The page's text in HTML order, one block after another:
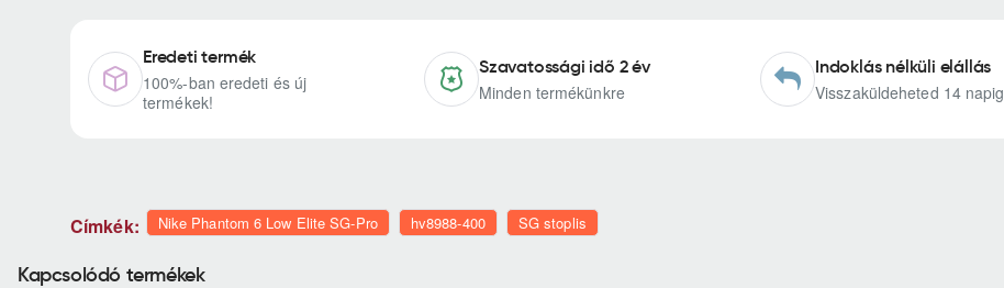
Eredeti termék
100%-ban eredeti és új
termékek!
Szavatossági idő 2 év
Minden termékünkre
Indoklás nélküli elállás
Visszaküldeheted 14 napig
Címkék: Nike Phantom 6 Low Elite SG-Pro hv8988-400 SG stoplis
Kapcsolódó termékek